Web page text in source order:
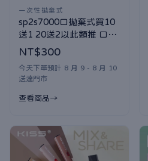
一次性拋棄式
sp2s7000口拋棄式買10
送1 20送2以此類推 口味
隨機贈送
NT$300
今天下單預計 8 月 9 - 8 月 10
送達門市
查看商品